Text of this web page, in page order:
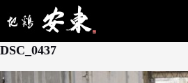
2月 9, 2026
DSC_0437